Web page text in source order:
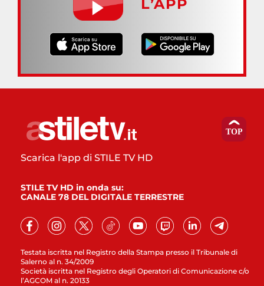
L’APP
Testata iscritta nel Registro della Stampa presso il Tribunale di
Salerno al n. 34/2009
Società iscritta nel Registro degli Operatori di Comunicazione c/o
l’AGCOM al n. 20133
Scarica l'app di STILE TV HD
STILE TV HD in onda su:
CANALE 78 DEL DIGITALE TERRESTRE